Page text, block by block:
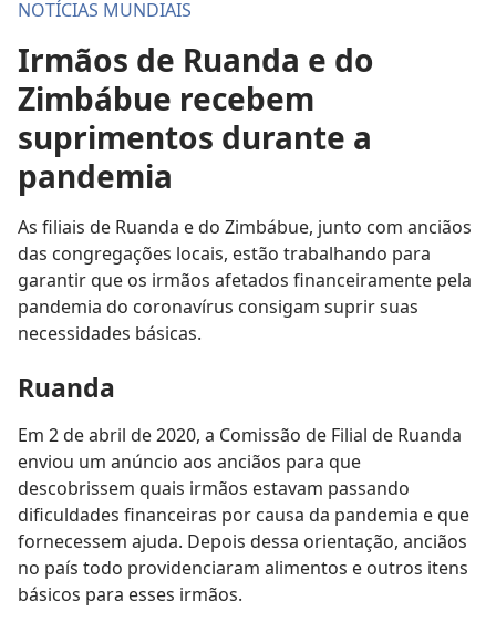
NOTÍCIAS MUNDIAIS
Irmãos de Ruanda e do
Zimbábue recebem
suprimentos durante a
pandemia
As filiais de Ruanda e do Zimbábue, junto com anciãos
das congregações locais, estão trabalhando para
garantir que os irmãos afetados financeiramente pela
pandemia do coronavírus consigam suprir suas
necessidades básicas.
Ruanda
Em 2 de abril de 2020, a Comissão de Filial de Ruanda
enviou um anúncio aos anciãos para que
descobrissem quais irmãos estavam passando
dificuldades financeiras por causa da pandemia e que
fornecessem ajuda. Depois dessa orientação, anciãos
no país todo providenciaram alimentos e outros itens
básicos para esses irmãos.